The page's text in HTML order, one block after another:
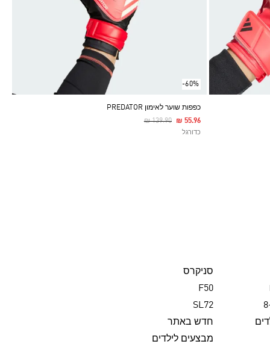
-60%
כפפות שוער לאימון PREDATOR
Price Reduced From
₪ 139.90To₪ 55.96
כדורגל
סניקרס
F50
SL72
חדש באתר
מבצעים לילדים